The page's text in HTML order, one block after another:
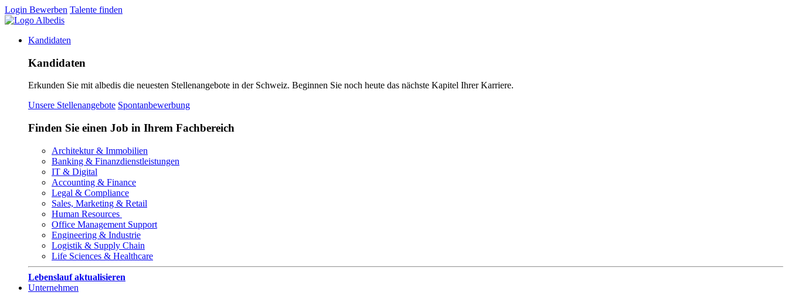
Login Bewerben Talente finden
Kandidaten
Kandidaten
Erkunden Sie mit albedis die neuesten Stellenangebote in der Schweiz. Beginnen Sie noch heute das nächste Kapitel Ihrer Karriere.
Unsere Stellenangebote Spontanbewerbung
Finden Sie einen Job in Ihrem Fachbereich
Architektur & Immobilien
Banking & Finanzdienstleistungen
IT & Digital
Accounting & Finance
Legal & Compliance
Sales, Marketing & Retail
Human Resources
Office Management Support
Engineering & Industrie
Logistik & Supply Chain
Life Sciences & Healthcare
Lebenslauf aktualisieren
Unternehmen